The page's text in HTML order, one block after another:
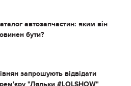
автозапчастин: яким він
бути?
запрошують відвідати
"Ляльки #LOLSHOW"